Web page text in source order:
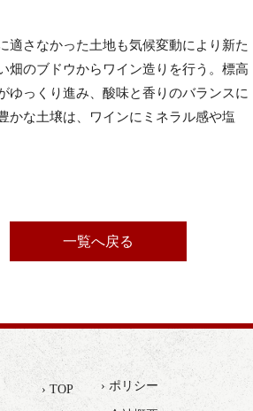
適さなかった土地も気候変動により新た
畑のブドウからワイン造りを行う。標高
ゆっくり進み、酸味と香りのバランスに
かな土壌は、ワインにミネラル感や塩
一覧へ戻る
› TOP › ポリシー